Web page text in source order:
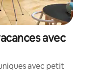
avec
avec petit